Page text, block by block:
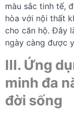
màu sắc tinh tế,
hòa với nội thất
cho căn hộ. Đây
ngày càng được
III. Ứng
minh đa
đời sống